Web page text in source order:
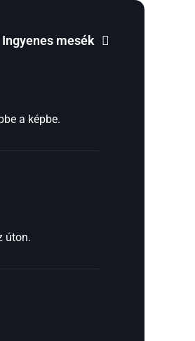
Ingyenes mesék
a képbe.
úton.